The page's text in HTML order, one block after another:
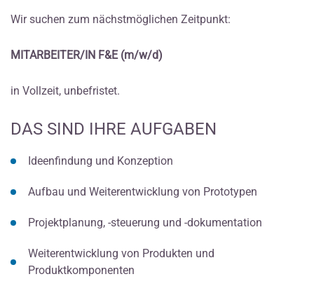
Wir suchen zum nächstmöglichen Zeitpunkt:
MITARBEITER/IN F&E (m/w/d)
in Vollzeit, unbefristet.
DAS SIND IHRE AUFGABEN
Ideenfindung und Konzeption
Aufbau und Weiterentwicklung von Prototypen
Projektplanung, -steuerung und -dokumentation
Weiterentwicklung von Produkten und
Produktkomponenten